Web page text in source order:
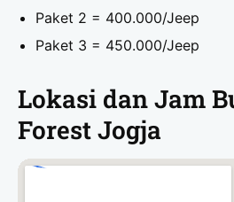
Paket 2 = 400.000/Jeep
Paket 3 = 450.000/Jeep
Lokasi dan Jam
Forest Jogja